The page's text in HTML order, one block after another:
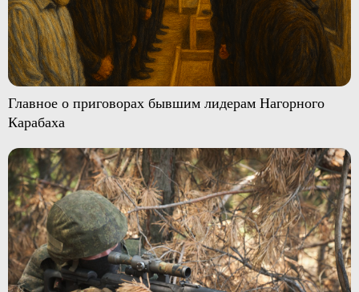
Главное о приговорах бывшим лидерам Нагорного
Карабаха